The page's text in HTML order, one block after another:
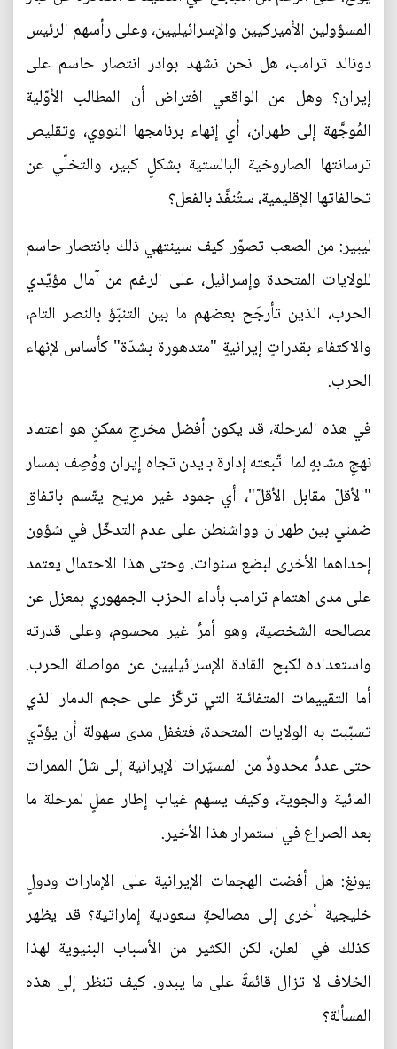
المسؤولين الأميركيين والإسرائيليين، وعلى رأسهم الرئيس
دونالد ترامب، هل نحن نشهد بوادر انتصار حاسم على
إيران؟ وهل من الواقعي افتراض أن المطالب الأوّلية
المُوجَّهة إلى طهران، أي إنهاء برنامجها النووي، وتقليص
ترسانتها الصاروخية البالستية بشكلٍ كبير، والتخلّي عن
تحالفاتها الإقليمية، ستُنفَّذ بالفعل؟
ليبير: من الصعب تصوّر كيف سينتهي ذلك بانتصار حاسم
للولايات المتحدة وإسرائيل، على الرغم من آمال مؤيّدي
الحرب، الذين تأرجَح بعضهم ما بين التنبّؤ بالنصر التام،
والاكتفاء بقدراتٍ إيرانيةٍ "متدهورة بشدّة" كأساس لإنهاء
الحرب.
في هذه المرحلة، قد يكون أفضل مخرجٍ ممكنٍ هو اعتماد
نهجٍ مشابهٍ لما اتّبعته إدارة بايدن تجاه إيران ووُصِف بمسار
"الأقلّ مقابل الأقلّ"، أي جمود غير مريح يتّسم باتفاق
ضمني بين طهران وواشنطن على عدم التدخّل في شؤون
إحداهما الأخرى لبضع سنوات. وحتى هذا الاحتمال يعتمد
على مدى اهتمام ترامب بأداء الحزب الجمهوري بمعزل عن
مصالحه الشخصية، وهو أمرٌ غير محسوم، وعلى قدرته
واستعداده لكبح القادة الإسرائيليين عن مواصلة الحرب.
أما التقييمات المتفائلة التي تركّز على حجم الدمار الذي
تسبّبت به الولايات المتحدة، فتغفل مدى سهولة أن يؤدّي
حتى عددٌ محدودٌ من المسيّرات الإيرانية إلى شلّ الممرات
المائية والجوية، وكيف يسهم غياب إطار عملٍ لمرحلة ما
بعد الصراع في استمرار هذا الأخير.
يونغ: هل أفضت الهجمات الإيرانية على الإمارات ودولٍ
خليجية أخرى إلى مصالحةٍ سعودية إماراتية؟ قد يظهر
كذلك في العلن، لكن الكثير من الأسباب البنيوية لهذا
الخلاف لا تزال قائمةً على ما يبدو. كيف تنظر إلى هذه
المسألة؟